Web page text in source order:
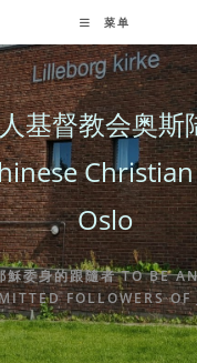
菜单
基督教会奥斯
Oslo
穌委身的跟隨者 TO BE
FOLLOWERS OF